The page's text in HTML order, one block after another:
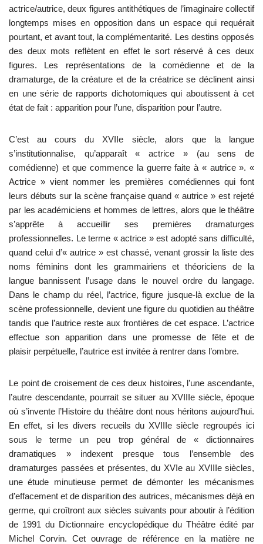
actrice/autrice, deux figures antithétiques de l’imaginaire collectif
longtemps mises en opposition dans un espace qui requérait
pourtant, et avant tout, la complémentarité. Les destins opposés
des deux mots reflètent en effet le sort réservé à ces deux
figures. Les représentations de la comédienne et de la
dramaturge, de la créature et de la créatrice se déclinent ainsi
en une série de rapports dichotomiques qui aboutissent à cet
état de fait : apparition pour l’une, disparition pour l’autre.
C’est au cours du XVIIe siècle, alors que la langue
s’institutionnalise, qu’apparaît « actrice » (au sens de
comédienne) et que commence la guerre faite à « autrice ». «
Actrice » vient nommer les premières comédiennes qui font
leurs débuts sur la scène française quand « autrice » est rejeté
par les académiciens et hommes de lettres, alors que le théâtre
s’apprête à accueillir ses premières dramaturges
professionnelles. Le terme « actrice » est adopté sans difficulté,
quand celui d’« autrice » est chassé, venant grossir la liste des
noms féminins dont les grammairiens et théoriciens de la
langue bannissent l’usage dans le nouvel ordre du langage.
Dans le champ du réel, l’actrice, figure jusque-là exclue de la
scène professionnelle, devient une figure du quotidien au théâtre
tandis que l’autrice reste aux frontières de cet espace. L’actrice
effectue son apparition dans une promesse de fête et de
plaisir perpétuelle, l’autrice est invitée à rentrer dans l’ombre.
Le point de croisement de ces deux histoires, l’une ascendante,
l’autre descendante, pourrait se situer au XVIIIe siècle, époque
où s’invente l’Histoire du théâtre dont nous héritons aujourd’hui.
En effet, si les divers recueils du XVIIIe siècle regroupés ici
sous le terme un peu trop général de « dictionnaires
dramatiques » indexent presque tous l’ensemble des
dramaturges passées et présentes, du XVIe au XVIIIe siècles,
une étude minutieuse permet de démonter les mécanismes
d’effacement et de disparition des autrices, mécanismes déjà en
germe, qui croîtront aux siècles suivants pour aboutir à l’édition
de 1991 du Dictionnaire encyclopédique du Théâtre édité par
Michel Corvin. Cet ouvrage de référence en la matière ne